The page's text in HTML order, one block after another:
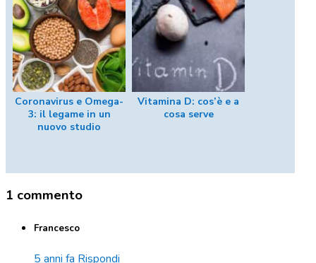
Coronavirus e Omega-
3: il legame in un
nuovo studio
Vitamina D: cos’è e a
cosa serve
1 commento
Francesco
5 anni fa Rispondi